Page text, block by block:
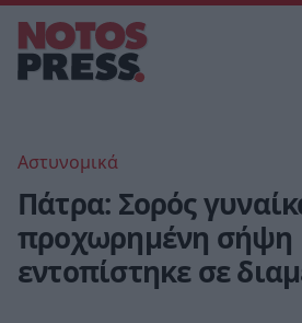
Αστυνομικά
Πάτρα: Σορός
προχωρημένη σήψη
εντοπίστηκε σε